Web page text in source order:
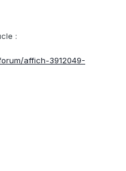
:
affich-3912049-